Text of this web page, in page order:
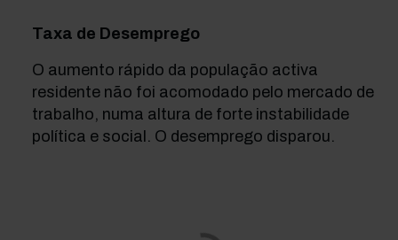
Taxa de Desemprego
O aumento rápido da população activa
residente não foi acomodado pelo mercado de
trabalho, numa altura de forte instabilidade
política e social. O desemprego disparou.